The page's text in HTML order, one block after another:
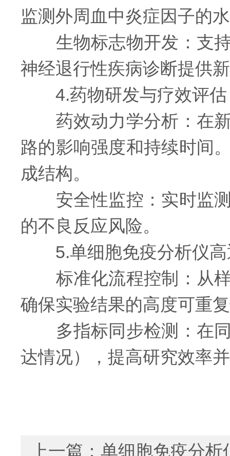
监测外周血中炎症因子的
生物标志物开发：支持
神经退行性疾病诊断提供
4.药物研发与疗效评估
药效动力学分析：在新
路的影响强度和持续时间
成结构。
安全性监控：实时监测
的不良反应风险。
5.单细胞免疫分析仪高
标准化流程控制：从样
确保实验结果的高度可重
多指标同步检测：在同
达情况），提高研究效率
上一篇： 单细胞免疫分析